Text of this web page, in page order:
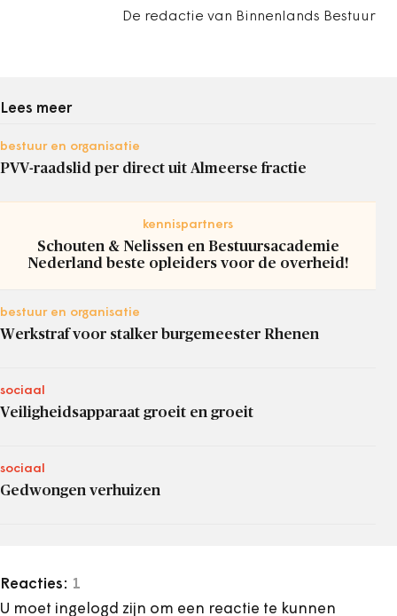
De redactie van Binnenlands Bestuur
Lees meer
bestuur en organisatie
PVV-raadslid per direct uit Almeerse fractie
kennispartners
Schouten & Nelissen en Bestuursacademie
Nederland beste opleiders voor de overheid!
bestuur en organisatie
Werkstraf voor stalker burgemeester Rhenen
sociaal
Veiligheidsapparaat groeit en groeit
sociaal
Gedwongen verhuizen
Reacties: 1
U moet ingelogd zijn om een reactie te kunnen